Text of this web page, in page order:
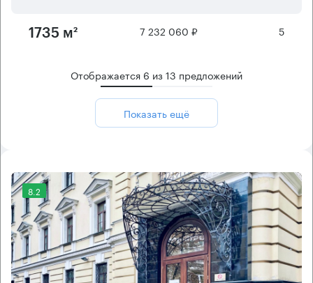
1735 м² 7 232 060 ₽ 5
Отображается 6 из13 предложений
Показать ещё
8.2